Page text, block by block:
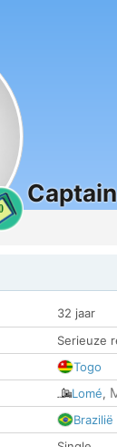
Captain
32 jaar
Serieuze
Togo
Lomé,
Brazilië